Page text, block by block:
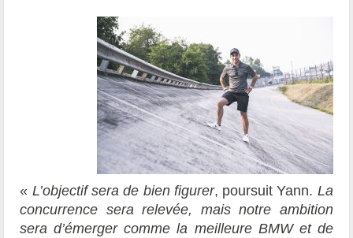
« L’objectif sera de bien figurer, poursuit Yann. La
concurrence sera relevée, mais notre ambition
sera d’émerger comme la meilleure BMW et de